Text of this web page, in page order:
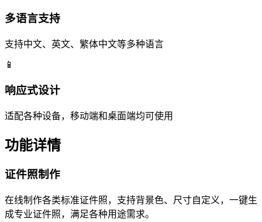
多语言支持
支持中文、英文、繁体中文等多种语言
📱
响应式设计
适配各种设备，移动端和桌面端均可使用
功能详情
证件照制作
在线制作各类标准证件照，支持背景色、尺寸自定义，一键生
成专业证件照，满足各种用途需求。